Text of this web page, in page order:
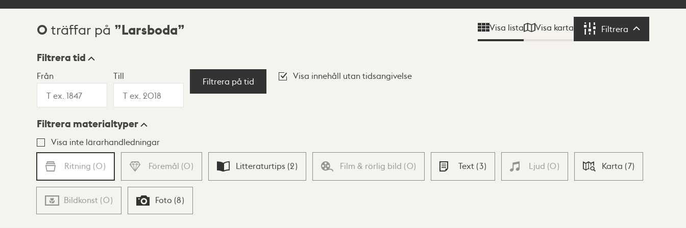
Sökresultat
0 träffar på Larsboda Visa lista Visa karta Filtrera Filtrera
Visningsläge
Lista Karta
Filtrera tid
Från Till
Filtrera på tid
Visa innehåll utan tidsangivelse
Filtrera materialtyper
Visa inte lärarhandledningar
Ritning (0) Föremål (0) Litteraturtips (2) Film & rörlig bild (0) Text (3) Ljud (0) Karta (7)
Bildkonst (0) Foto (8)